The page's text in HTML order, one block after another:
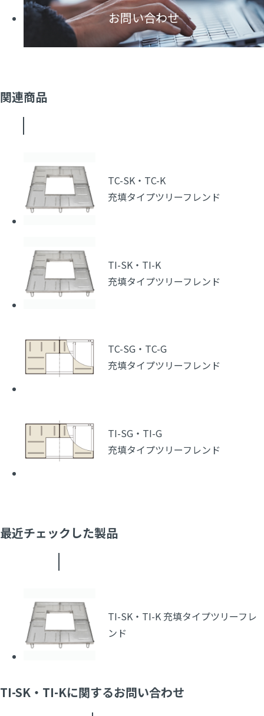
お問い合わせ
関連商品
TC-SK・TC-K
充填タイプツリーフレンド
TI-SK・TI-K
充填タイプツリーフレンド
TC-SG・TC-G
充填タイプツリーフレンド
TI-SG・TI-G
充填タイプツリーフレンド
最近チェックした製品
TI-SK・TI-K 充填タイプツリーフレ
ンド
TI-SK・TI-Kに関するお問い合わせ